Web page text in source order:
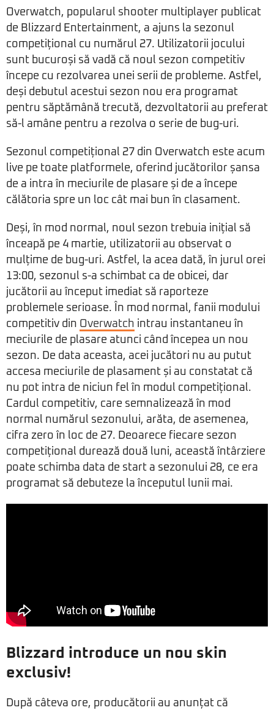
Overwatch, popularul shooter multiplayer publicat
de Blizzard Entertainment, a ajuns la sezonul
competițional cu numărul 27. Utilizatorii jocului
sunt bucuroși să vadă că noul sezon competitiv
începe cu rezolvarea unei serii de probleme. Astfel,
deși debutul acestui sezon nou era programat
pentru săptămână trecută, dezvoltatorii au preferat
să-l amâne pentru a rezolva o serie de bug-uri.
Sezonul competițional 27 din Overwatch este acum
live pe toate platformele, oferind jucătorilor șansa
de a intra în meciurile de plasare și de a începe
călătoria spre un loc cât mai bun în clasament.
Deși, în mod normal, noul sezon trebuia inițial să
înceapă pe 4 martie, utilizatorii au observat o
mulțime de bug-uri. Astfel, la acea dată, în jurul orei
13:00, sezonul s-a schimbat ca de obicei, dar
jucătorii au început imediat să raporteze
problemele serioase. În mod normal, fanii modului
competitiv din Overwatch intrau instantaneu în
meciurile de plasare atunci când începea un nou
sezon. De data aceasta, acei jucători nu au putut
accesa meciurile de plasament și au constatat că
nu pot intra de niciun fel în modul competițional.
Cardul competitiv, care semnalizează în mod
normal numărul sezonului, arăta, de asemenea,
cifra zero în loc de 27. Deoarece fiecare sezon
competițional durează două luni, această întârziere
poate schimba data de start a sezonului 28, ce era
programat să debuteze la începutul lunii mai.
Blizzard introduce un nou skin
exclusiv!
După câteva ore, producătorii au anunțat că